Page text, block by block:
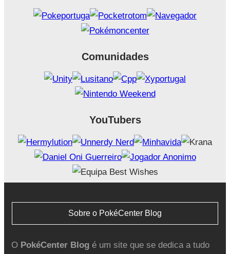
Comunidades
YouTubers
Sobre o PokéCenter Blog
O PokéCenter Blogé um site que se dedica a tudo